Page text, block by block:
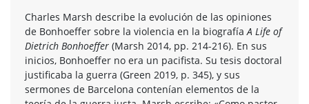
Charles Marsh describe la evolución de las opiniones
de Bonhoeffer sobre la violencia en la biografía A Life of
Dietrich Bonhoeffer (Marsh 2014, pp. 214-216). En sus
inicios, Bonhoeffer no era un pacifista. Su tesis doctoral
justificaba la guerra (Green 2019, p. 345), y sus
sermones de Barcelona contenían elementos de la